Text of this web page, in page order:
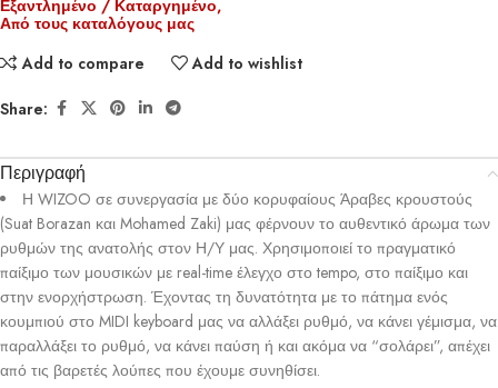
Εξαντλημένο / Καταργημένο,
Από τους καταλόγους μας
Add to compare
Add to wishlist
Share:
Περιγραφή
Η WIZOO σε συνεργασία με δύο κορυφαίους Άραβες κρουστούς
(Suat Borazan και Mohamed Zaki) μας φέρνουν το αυθεντικό άρωμα των
ρυθμών της ανατολής στον Η/Υ μας. Χρησιμοποιεί το πραγματικό
παίξιμο των μουσικών με real-time έλεγχο στο tempo, στο παίξιμο και
στην ενορχήστρωση. Έχοντας τη δυνατότητα με το πάτημα ενός
κουμπιού στο MIDI keyboard μας να αλλάξει ρυθμό, να κάνει γέμισμα, να
παραλλάξει το ρυθμό, να κάνει παύση ή και ακόμα να “σολάρει”, απέχει
από τις βαρετές λούπες που έχουμε συνηθίσει.